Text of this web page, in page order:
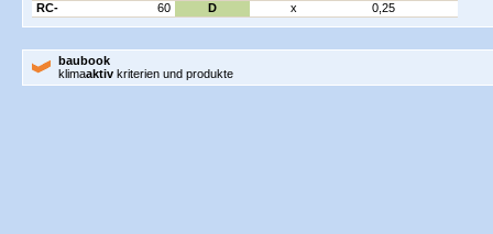
RC-
60 D x 0,25
baubook
klimaaktiv kriterien und produkte